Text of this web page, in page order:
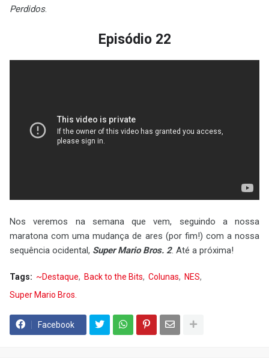
Perdidos.
Episódio 22
Nos veremos na semana que vem, seguindo a nossa
maratona com uma mudança de ares (por fim!) com a nossa
sequência ocidental, Super Mario Bros. 2. Até a próxima!
Tags: ~Destaque Back to the Bits Colunas
NES
Super Mario Bros.
Facebook